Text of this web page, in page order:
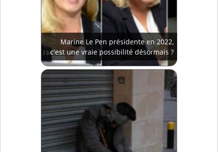
Marine Le Pen présidente en 2022,
c'est une vraie possibilité désormais ?